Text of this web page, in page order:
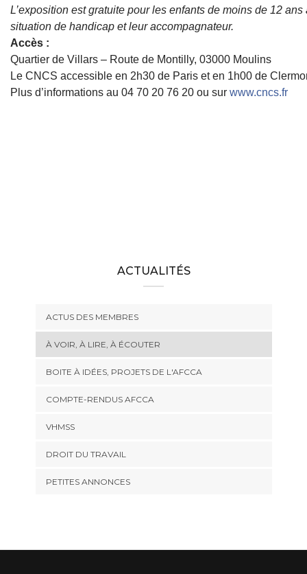
L’exposition est gratuite pour les enfants de moins de 12
situation de handicap et leur accompagnateur.
Accès :
Quartier de Villars – Route de Montilly, 03000 Moulins
Le CNCS accessible en 2h30 de Paris et en 1h00 de
Plus d’informations au 04 70 20 76 20 ou sur www.cncs.fr
ACTUALITÉS
ACTUS DES MEMBRES
À VOIR, À LIRE, À ÉCOUTER
BOITE À IDÉES, PROJETS DE L'AFCCA
COMPTE-RENDUS AFCCA
VHMSS
DROIT DU TRAVAIL
PETITES ANNONCES